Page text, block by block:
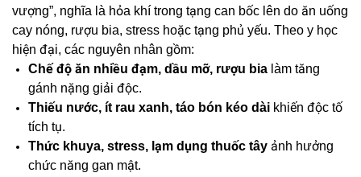
vượng”, nghĩa là hỏa khí trong tạng can bốc lên do ăn uống
cay nóng, rượu bia, stress hoặc tạng phủ yếu. Theo y học
hiện đại, các nguyên nhân gồm:
Chế độ ăn nhiều đạm, dầu mỡ, rượu bia làm tăng
gánh nặng giải độc.
Thiếu nước, ít rau xanh, táo bón kéo dài khiến độc tố
tích tụ.
Thức khuya, stress, lạm dụng thuốc tây ảnh hưởng
chức năng gan mật.